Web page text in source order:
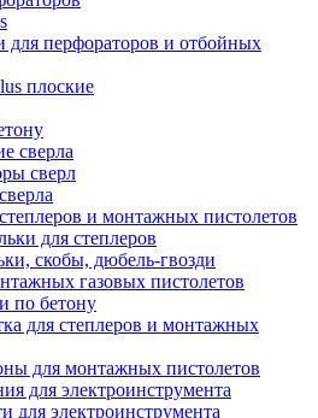
для перфораторов и отбойных
плоские
сверла
сверл
и монтажных пистолетов
для степлеров
скобы, дюбель-гвозди
газовых пистолетов
по бетону
для степлеров и монтажных
для монтажных пистолетов
для электроинструмента
для электроинструмента